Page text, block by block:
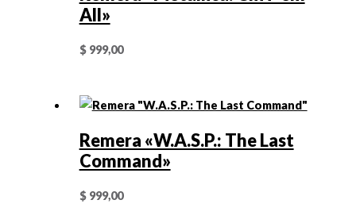
All»
$999,00
Remera «W.A.S.P.: The Last
Command»
$999,00